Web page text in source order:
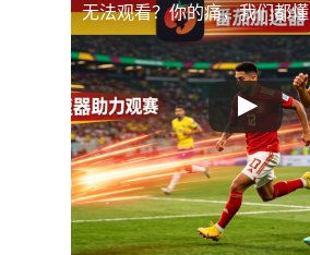
无法观看？你的痛，我们都懂